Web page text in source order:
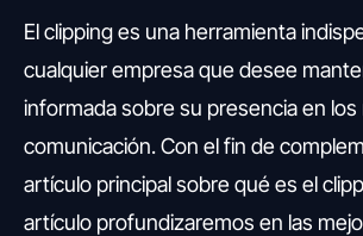
El clipping es una herramienta
cualquier empresa que desee
informada sobre su presencia en
comunicación. Con el fin de
artículo principal sobre qué es el
artículo profundizaremos en las